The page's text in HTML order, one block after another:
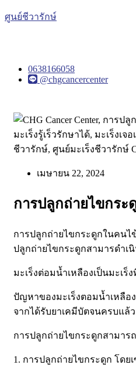
ศูนย์ชีวารักษ์
0638166058
@chgcancercenter
เมษายน 22, 2024
การปลูกถ่ายไขกระ
การปลูกถ่ายไขกระดูกในคนไ
ปลูกถ่ายไขกระดูกสามารดำเ
มะเร็งต่อมน้ำเหลืองเป็นมะเ
ปัญหาของมะเร็งตอมน้ำเหลือ
จากได้รับยาเคมีบัตจนครบแล้
การปลูกถ่ายไขกระดูกสามาร
1. การปลูกถ่ายไขกระดูก โดย